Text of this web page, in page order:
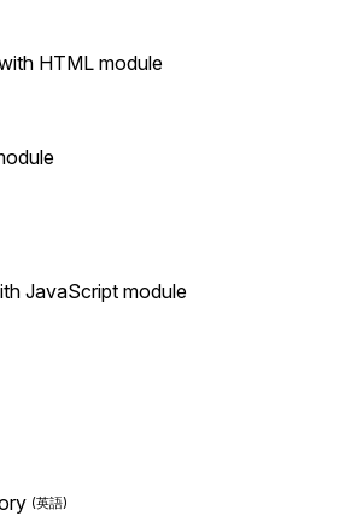
HTML module
JavaScript module